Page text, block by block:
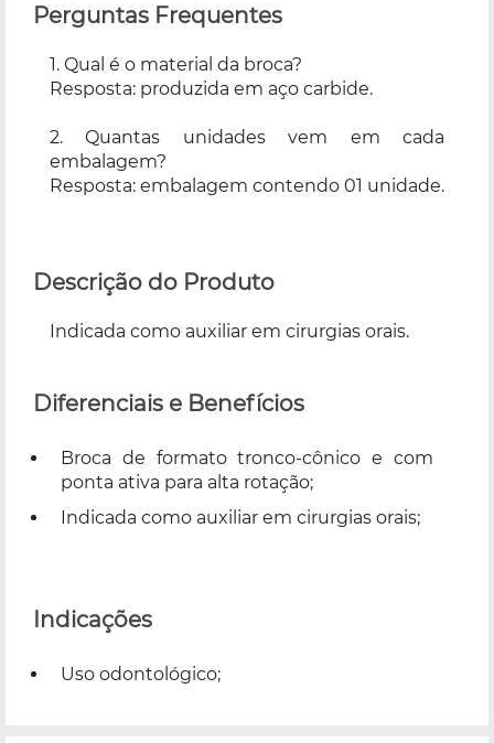
Perguntas Frequentes
1. Qual é o material da broca?
Resposta: produzida em aço carbide.
2. Quantas unidades vem em cada
embalagem?
Resposta: embalagem contendo 01 unidade.
Descrição do Produto
Indicada como auxiliar em cirurgias orais.
Diferenciais e Benefícios
Broca de formato tronco-cônico e com
ponta ativa para alta rotação;
Indicada como auxiliar em cirurgias orais;
Indicações
Uso odontológico;